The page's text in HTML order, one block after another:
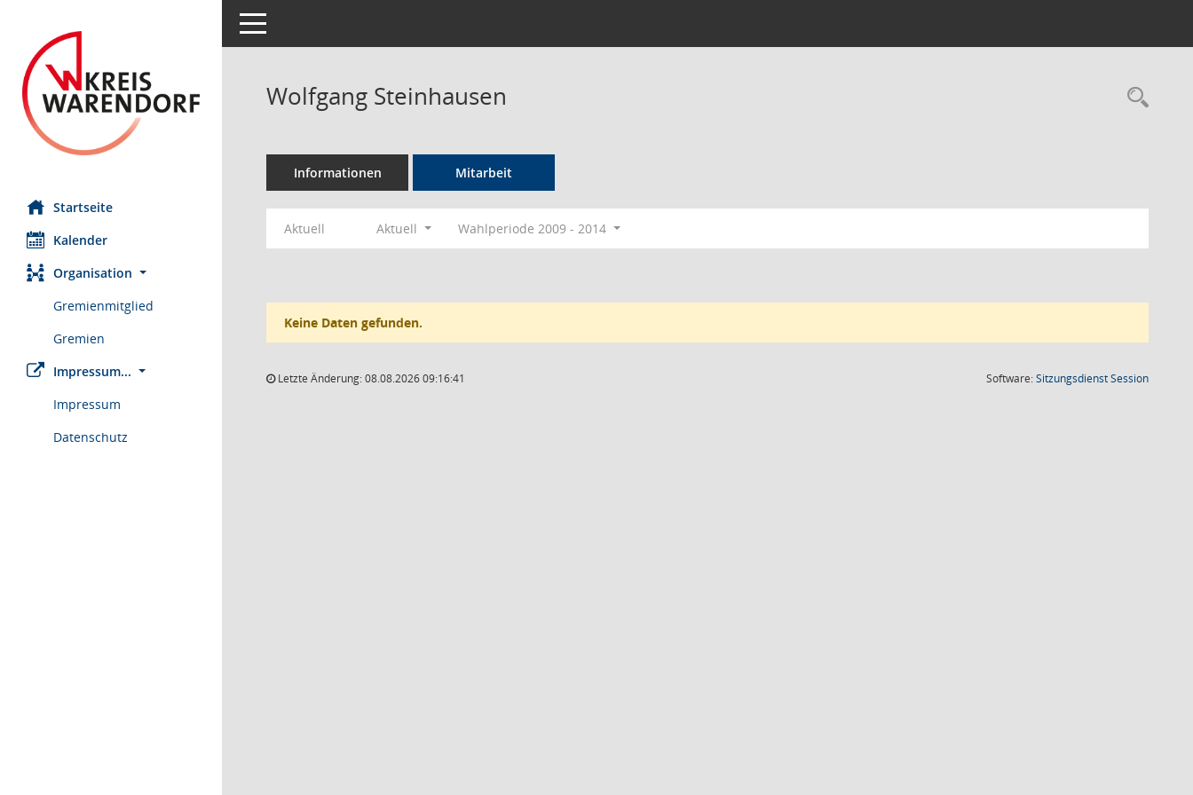
Startseite
Kalender
Organisation
Gremienmitglied
Gremien
Impressum...
Impressum
Datenschutz
Toggle navigation
Wolfgang Steinhausen
Informationen Mitarbeit
Aktuell Aktuell Wahlperiode 2009 - 2014
Keine Daten gefunden.
Letzte Änderung: 08.08.2026 09:16:41 Software:SitzungsdienstSession(Wird in